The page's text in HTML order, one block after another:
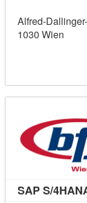
Alfred-
1030 Wien
SAP S/